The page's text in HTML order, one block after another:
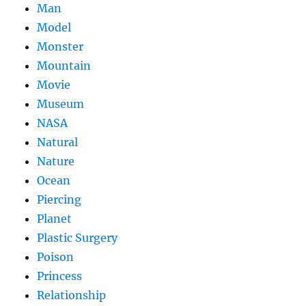
Man
Model
Monster
Mountain
Movie
Museum
NASA
Natural
Nature
Ocean
Piercing
Planet
Plastic Surgery
Poison
Princess
Relationship